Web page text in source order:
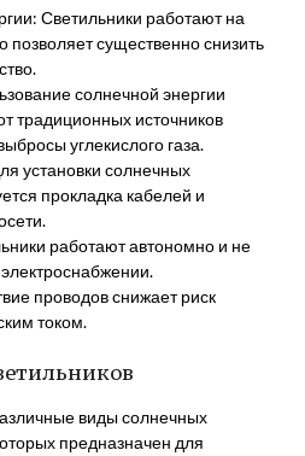
Светильники работают на
позволяет существенно снизить
солнечной энергии
традиционных источников
углекислого газа.
установки солнечных
прокладка кабелей и
работают автономно и не
проводов снижает риск
током.
виды солнечных
предназначен для